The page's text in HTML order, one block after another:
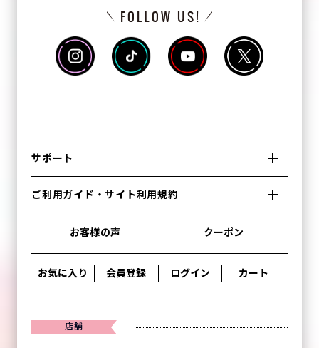
サポート
ご利用ガイド・サイト利用規約
お客様の声 クーポン
お気に入り 会員登録 ログイン カート
店舗